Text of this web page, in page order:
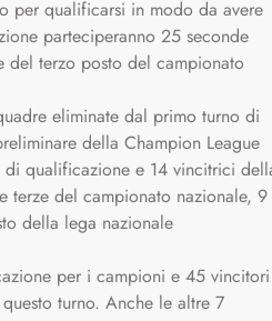
per qualificarsi in modo da avere
parteciperanno 25 seconde
del terzo posto del campionato
eliminate dal primo turno di
della Champion League
qualificazione e 14 vincitrici
terze del campionato nazionale, 9
della lega nazionale
per i campioni e 45 vincitori
turno. Anche le altre 7